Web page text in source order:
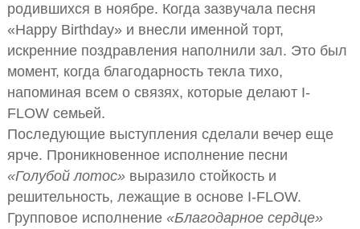
родившихся в ноябре. Когда зазвучала песня
«Happy Birthday» и внесли именной торт,
искренние поздравления наполнили зал. Это был
момент, когда благодарность текла тихо,
напоминая всем о связях, которые делают I-
FLOW семьей.
Последующие выступления сделали вечер еще
ярче. Проникновенное исполнение песни
«Голубой лотос»выразило стойкость и
решительность, лежащие в основе I-FLOW.
Групповое исполнение «Благодарное сердце»